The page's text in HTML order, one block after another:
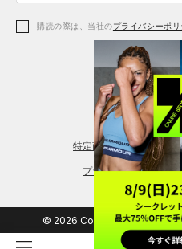
アクセサリー
レギンス＆タイツ
シューズ
購読の際は、当社のプライバシーポリ
特定商取引法に基づく通
プライバシーポリシー
© 2026 Copyright DOME